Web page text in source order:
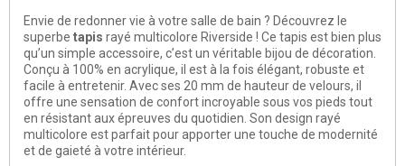
Envie de redonner vie à votre salle de bain ? Découvrez le
superbe tapis rayé multicolore Riverside ! Ce tapis est bien plus
qu’un simple accessoire, c’est un véritable bijou de décoration.
Conçu à 100% en acrylique, il est à la fois élégant, robuste et
facile à entretenir. Avec ses 20 mm de hauteur de velours, il
offre une sensation de confort incroyable sous vos pieds tout
en résistant aux épreuves du quotidien. Son design rayé
multicolore est parfait pour apporter une touche de modernité
et de gaieté à votre intérieur.